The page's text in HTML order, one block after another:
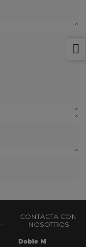
CONTACTA CON
NOSOTROS
Doble M